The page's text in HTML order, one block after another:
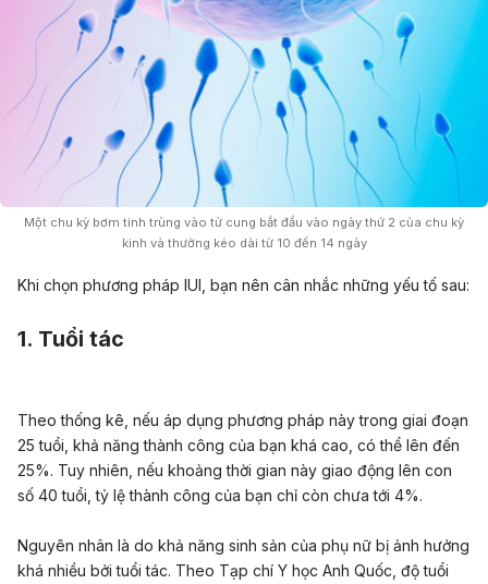
Một chu kỳ bơm tinh trùng vào tử cung bắt đầu vào ngày thứ 2 của chu kỳ
kinh và thường kéo dài từ 10 đến 14 ngày
Khi chọn phương pháp IUI, bạn nên cân nhắc những yếu tố sau:
1. Tuổi tác
Theo thống kê, nếu áp dụng phương pháp này trong giai đoạn
25 tuổi, khả năng thành công của bạn khá cao, có thể lên đến
25%. Tuy nhiên, nếu khoảng thời gian này giao động lên con
số 40 tuổi, tỷ lệ thành công của bạn chỉ còn chưa tới 4%.
Nguyên nhân là do khả năng sinh sản của phụ nữ bị ảnh hưởng
khá nhiều bởi tuổi tác. Theo Tạp chí Y học Anh Quốc, độ tuổi